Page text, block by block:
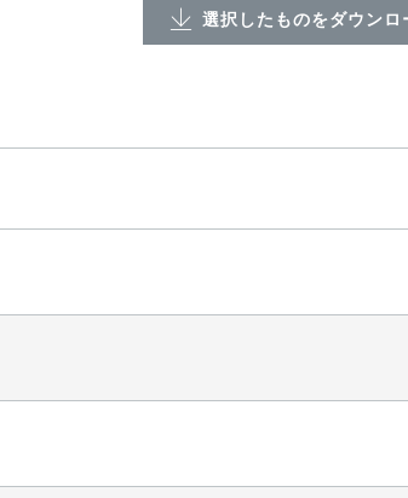
選択したものをダウンロ